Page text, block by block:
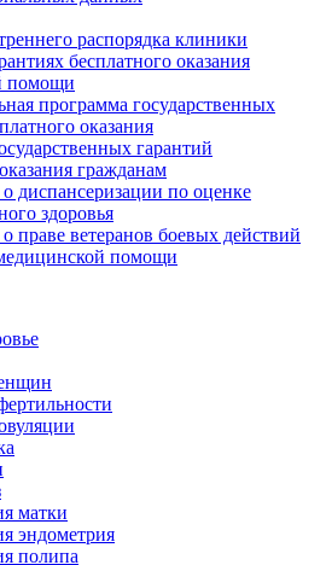
распорядка клиники
бесплатного оказания
помощи
программа государственных
оказания
гарантий
гражданам
диспансеризации по оценке
здоровья
праве ветеранов боевых действий
помощи
матки
эндометрия
полипа